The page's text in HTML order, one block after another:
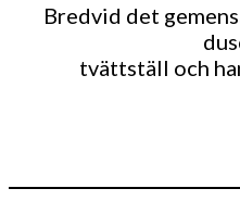
Bredvid det
tvättställ och